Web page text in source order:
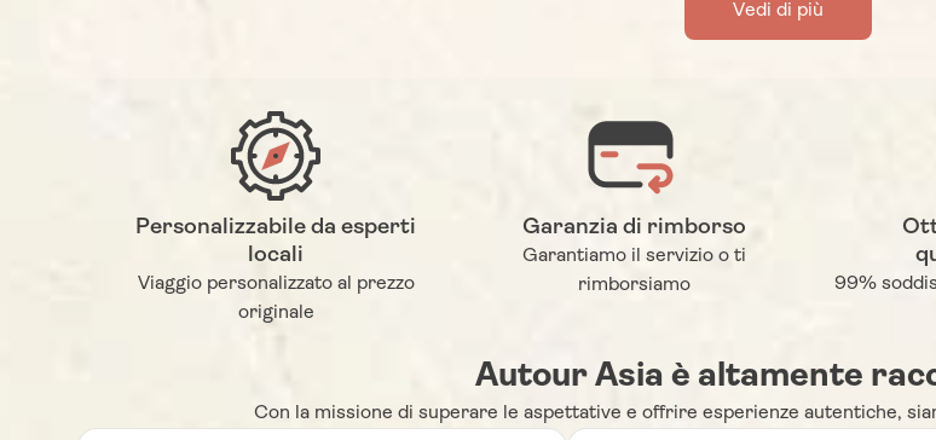
Vedi di più
Personalizzabile da esperti
locali
Viaggio personalizzato al prezzo
originale
Garanzia di rimborso
Garantiamo il servizio o ti
rimborsiamo
99%
Autour Asia è altamente
Con la missione di superare le aspettative e offrire esperienze autentiche,